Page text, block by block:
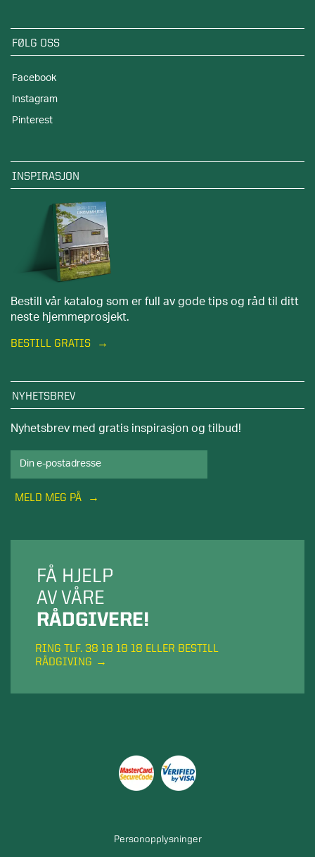
FØLG OSS
Facebook
Instagram
Pinterest
INSPIRASJON
Bestill vår katalog som er full av gode tips og råd til ditt
neste hjemmeprosjekt.
BESTILL GRATIS
NYHETSBREV
Nyhetsbrev med gratis inspirasjon og tilbud!
MELD MEG PÅ
FÅ HJELP
AV VÅRE
RÅDGIVERE!
RING TLF. 38 18 18 18 ELLER BESTILL
RÅDGIVING
Personopplysninger